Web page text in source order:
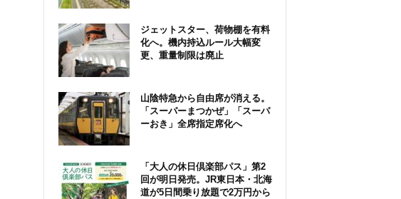
ジェットスター、荷物棚を有料
化へ。機内持込ルール大幅変
更、重量制限は廃止
山陰特急から自由席が消える。
「スーパーまつかぜ」「スーパ
ーおき」全席指定席化へ
「大人の休日倶楽部パス」第2
回が明日発売。JR東日本・北海
道が5日間乗り放題で2万円から